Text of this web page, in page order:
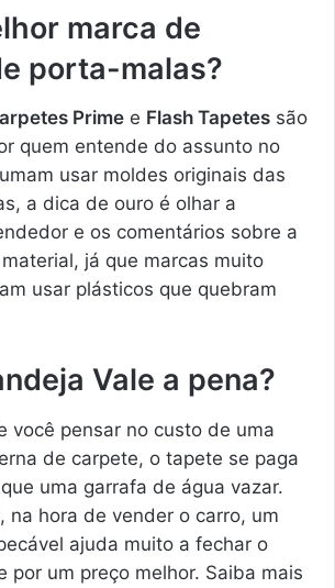
marca de
porta-malas?
Prime e Flash Tapetes são
quem entende do assunto no
usar moldes originais das
a dica de ouro é olhar a
e os comentários sobre a
já que marcas muito
usar plásticos que quebram
Vale a pena?
você pensar no custo de uma
de carpete, o tapete se paga
uma garrafa de água vazar.
na hora de vender o carro, um
ajuda muito a fechar o
por um preço melhor. Saiba mais